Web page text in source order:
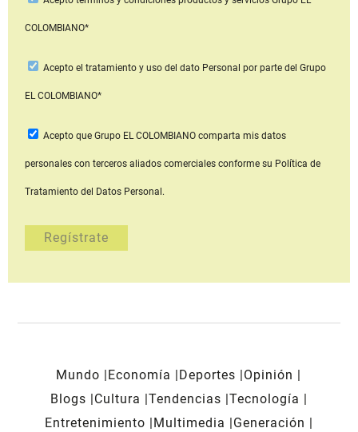
COLOMBIANO*
Acepto el tratamiento y uso del dato Personal por parte del Grupo
EL COLOMBIANO*
Acepto que Grupo EL COLOMBIANOcomparta mis datos
personales con terceros aliados comerciales conforme su Política de
Tratamiento del Datos Personal.
Mundo Economía Deportes
Opinión
Blogs
Cultura Tendencias Tecnología
Entretenimiento
Multimedia
Generación